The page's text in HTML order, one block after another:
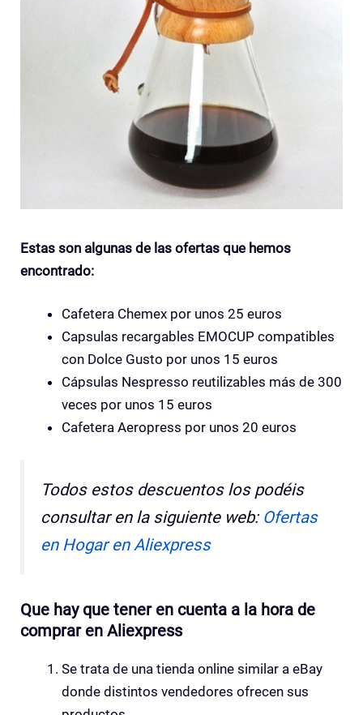
Estas son algunas de las ofertas que hemos
encontrado:
Cafetera Chemex por unos 25 euros
Capsulas recargables EMOCUP compatibles
con Dolce Gusto por unos 15 euros
Cápsulas Nespresso reutilizables más de 300
veces por unos 15 euros
Cafetera Aeropress por unos 20 euros
Todos estos descuentos los podéis
consultar en la siguiente web: Ofertas
en Hogar en Aliexpress
Que hay que tener en cuenta a la hora de
comprar en Aliexpress
Se trata de una tienda online similar a eBay
donde distintos vendedores ofrecen sus